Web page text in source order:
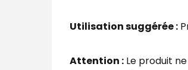
Utilisation suggérée :
Attention : Le produit